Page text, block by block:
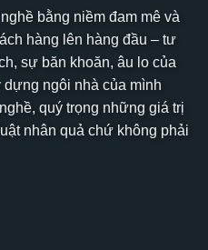
bằng niềm đam mê và
hàng lên hàng đầu – tư
sự băn khoăn, âu lo của
dựng ngôi nhà của mình
quý trọng những giá trị
nhân quả chứ không phải